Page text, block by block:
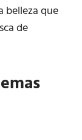
belleza que
de